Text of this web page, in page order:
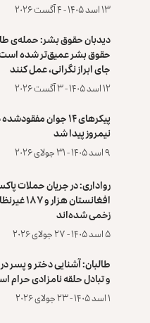
۱۳ اسد ۱۴۰۵ - ۴ آگست ۲۰۲۶
دیدبان حقوق بشر: حمله‌ی
حقوق بشر عمیق‌تر شده
جای ابراز نگرانی، عمل کنند
۱۲ اسد ۱۴۰۵ - ۳ آگست ۲۰۲۶
پیکرهای ۱۴ جوان
نیمروز پیدا شد
۹ اسد ۱۴۰۵ - ۳۱ جولای ۲۰۲۶
رواداری: در جریان حملات
افغانستان
زخمی شده‌اند
۵ اسد ۱۴۰۵ - ۲۷ جولای ۲۰۲۶
طالبان: آشنایی دختر و پسر
و تبادل حلقه نامزادی حرام
۱ اسد ۱۴۰۵ - ۲۳ جولای ۲۰۲۶